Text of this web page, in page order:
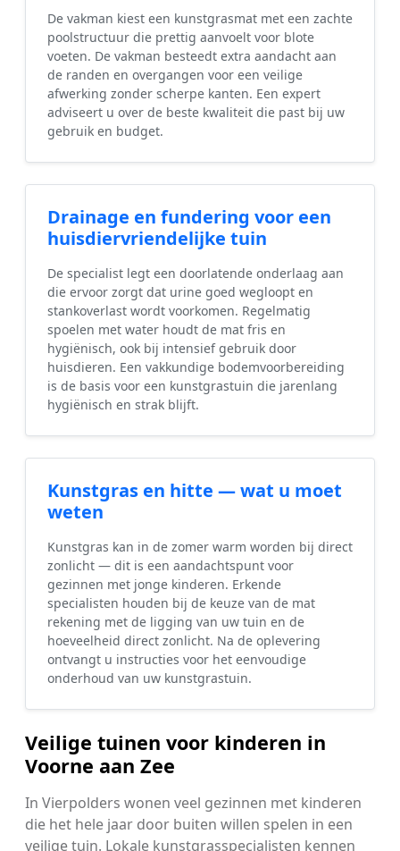
De vakman kiest een kunstgrasmat met een zachte
poolstructuur die prettig aanvoelt voor blote
voeten. De vakman besteedt extra aandacht aan
de randen en overgangen voor een veilige
afwerking zonder scherpe kanten. Een expert
adviseert u over de beste kwaliteit die past bij uw
gebruik en budget.
Drainage en fundering voor een
huisdiervriendelijke tuin
De specialist legt een doorlatende onderlaag aan
die ervoor zorgt dat urine goed wegloopt en
stankoverlast wordt voorkomen. Regelmatig
spoelen met water houdt de mat fris en
hygiënisch, ook bij intensief gebruik door
huisdieren. Een vakkundige bodemvoorbereiding
is de basis voor een kunstgrastuin die jarenlang
hygiënisch en strak blijft.
Kunstgras en hitte — wat u moet
weten
Kunstgras kan in de zomer warm worden bij direct
zonlicht — dit is een aandachtspunt voor
gezinnen met jonge kinderen. Erkende
specialisten houden bij de keuze van de mat
rekening met de ligging van uw tuin en de
hoeveelheid direct zonlicht. Na de oplevering
ontvangt u instructies voor het eenvoudige
onderhoud van uw kunstgrastuin.
Veilige tuinen voor kinderen in
Voorne aan Zee
In Vierpolders wonen veel gezinnen met kinderen
die het hele jaar door buiten willen spelen in een
veilige tuin. Lokale kunstgrasspecialisten kennen